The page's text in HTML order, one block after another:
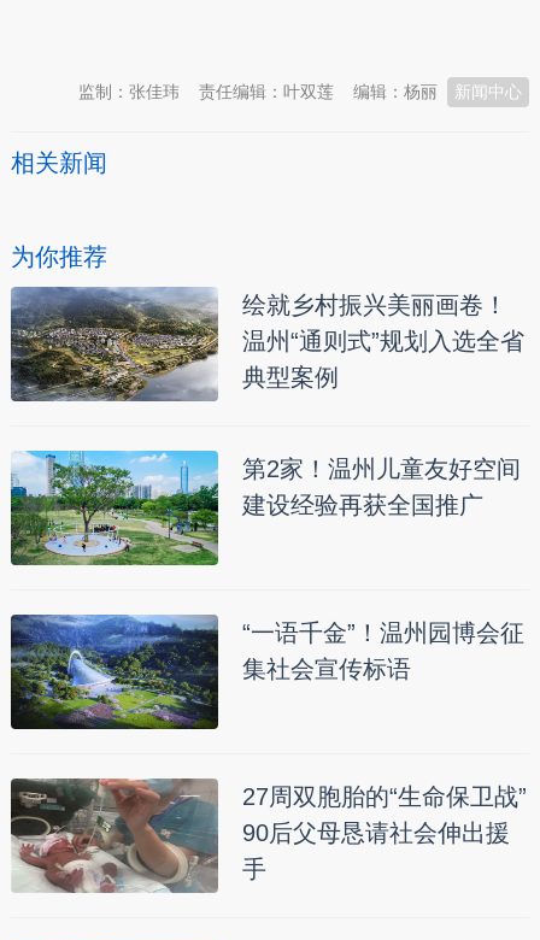
新闻中心
编辑：杨丽
责任编辑：叶双莲
监制：张佳玮
相关新闻
为你推荐
绘就乡村振兴美丽画卷！
温州“通则式”规划入选全省
典型案例
第2家！温州儿童友好空间
建设经验再获全国推广
“一语千金”！温州园博会征
集社会宣传标语
27周双胞胎的“生命保卫战”
90后父母恳请社会伸出援
手